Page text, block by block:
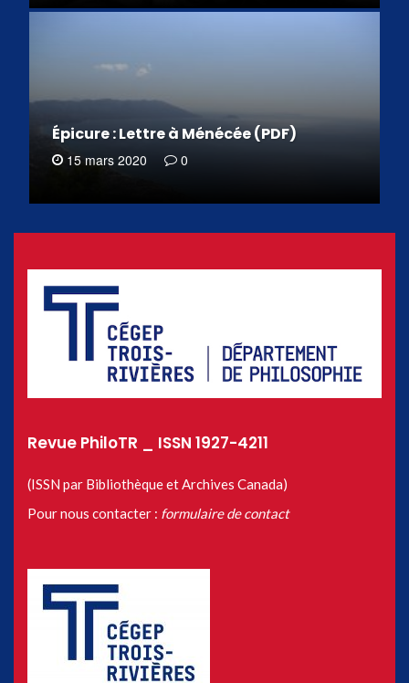
Épicure : Lettre à Ménécée (PDF)
15 mars 2020 0
Revue PhiloTR _ ISSN 1927-4211
(ISSN par Bibliothèque et Archives Canada)
Pour nous contacter : formulaire de contact